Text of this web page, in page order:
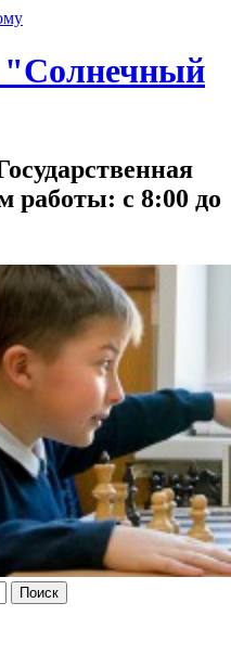
"Солнечный
работы: с 8:00 до